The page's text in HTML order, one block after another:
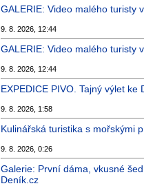
GALERIE: Video malého turisty
9. 8. 2026, 12:44
GALERIE: Video malého turisty
9. 8. 2026, 12:44
EXPEDICE PIVO. Tajný výlet
9. 8. 2026, 1:58
Kulinářská turistika s mořskými
9. 8. 2026, 0:26
Galerie: První dáma, vkusné
Deník.cz